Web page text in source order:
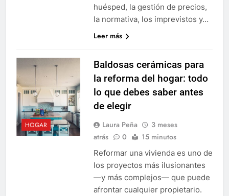
huésped, la gestión de precios,
la normativa, los imprevistos y…
Leer más
HOGAR
Baldosas cerámicas para
la reforma del hogar: todo
lo que debes saber antes
de elegir
Laura Peña
3 meses
atrás
0 15 minutos
Reformar una vivienda es uno de
los proyectos más ilusionantes
—y más complejos— que puede
afrontar cualquier propietario.